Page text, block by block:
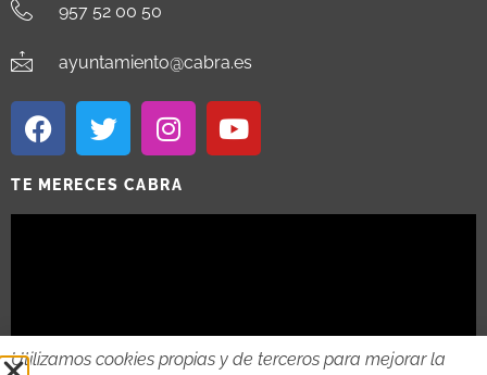
957 52 00 50
ayuntamiento@cabra.es
TE MERECES CABRA
Utilizamos cookies propias y de terceros para mejorar la